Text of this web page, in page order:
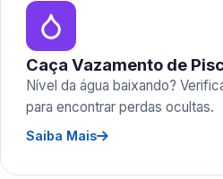
Caça Vazamento de
Nível da água baixando?
para encontrar perdas ocultas.
Saiba Mais